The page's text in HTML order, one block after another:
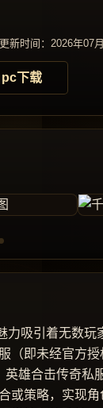
更新时间：2026年07
pc下载
吸引着无数
（即未经官方
雄合击传奇私
或策略，实现